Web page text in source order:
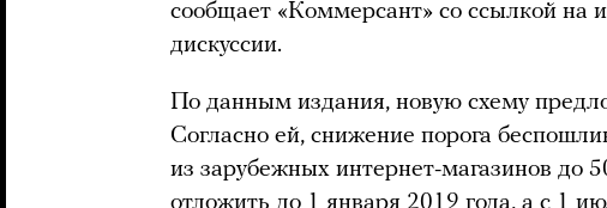
сообщает «Коммерсант» со ссылкой на
дискуссии.
По данным издания, новую схему
Согласно ей, снижение порога
из зарубежных интернет-магазинов до
отложить до 1 января 2019 года, а с 1